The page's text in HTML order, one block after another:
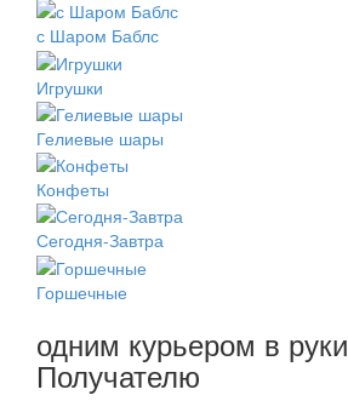
с Шаром Баблс
Игрушки
Гелиевые шары
Конфеты
Сегодня-Завтра
Горшечные
одним курьером в руки
Получателю